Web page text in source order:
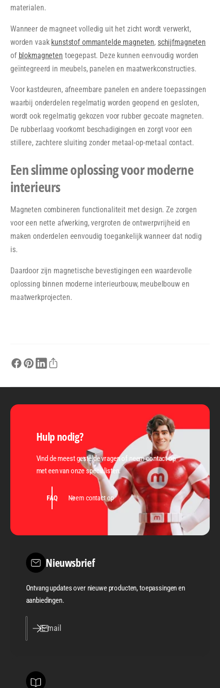
materialen.
Wanneer de magneet volledig uit het zicht wordt verwerkt,
worden vaak kunststof ommantelde magneten, schijfmagneten
of blokmagneten toegepast. Deze kunnen eenvoudig worden
geïntegreerd in meubels, panelen en maatwerkconstructies.
Voor kastdeuren, afneembare panelen en andere toepassingen
waarbij onderdelen regelmatig worden geopend en gesloten,
wordt ook regelmatig gekozen voor rubber gecoate magneten.
De rubberlaag voorkomt beschadigingen en zorgt voor een
stillere, zachtere sluiting zonder metaal-op-metaal contact.
Een slimme oplossing voor moderne
interieurs
Magneten combineren functionaliteit met design. Ze zorgen
voor een nette afwerking, vergroten de ontwerpvrijheid en
maken onderdelen eenvoudig toegankelijk wanneer dat nodig
is.
Daardoor zijn magnetische bevestigingen een waardevolle
oplossing binnen moderne interieurbouw, meubelbouw en
maatwerkprojecten.
Hulp nodig?
Vind de meest gestelde vragen of neem contact op
met een van onze specialisten.
FAQ Neem contact op
Nieuwsbrief
Ontvang updates over nieuwe producten, toepassingen en
aanbiedingen.
E‑mail